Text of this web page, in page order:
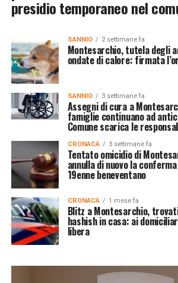
presidio temporaneo nel
SANNIO 2 settimane fa
Montesarchio, tutela degli
ondate di calore: firmata
SANNIO 3 settimane fa
Assegni di cura a
famiglie continuano ad
Comune scarica le
CRONACA 3 settimane fa
Tentato omicidio di
annulla di nuovo la
19enne beneventano
CRONACA 1 mese fa
Blitz a Montesarchio,
hashish in casa: ai
libera